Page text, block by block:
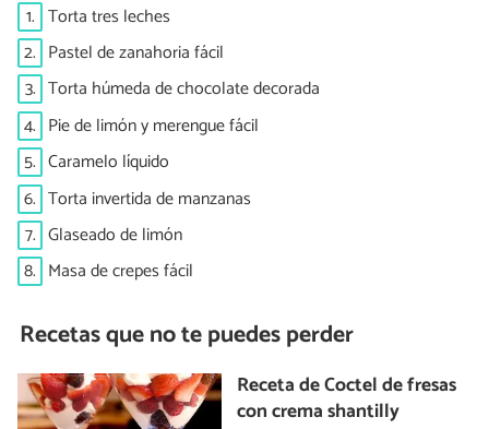
1. Torta tres leches
2. Pastel de zanahoria fácil
3. Torta húmeda de chocolate decorada
4. Pie de limón y merengue fácil
5. Caramelo líquido
6. Torta invertida de manzanas
7. Glaseado de limón
8. Masa de crepes fácil
Recetas que no te puedes perder
Receta de Coctel de fresas
con crema shantilly